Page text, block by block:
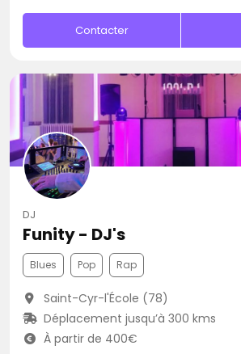
Contacter
DJ
Funity - DJ's
Blues Pop Rap
Saint-Cyr-l'École (78)
Déplacement jusqu’à 300 kms
À partir de 400€